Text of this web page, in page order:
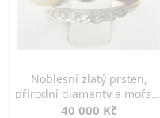
Noblesní zlatý prsten,
přírodní diamanty a mořské
perly
40 000 Kč